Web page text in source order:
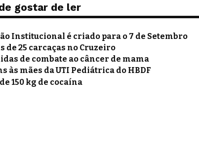
gostar de ler
Institucional é criado para o 7 de Setembro
de 25 carcaças no Cruzeiro
de combate ao câncer de mama
às mães da UTI Pediátrica do HBDF
150 kg de cocaína